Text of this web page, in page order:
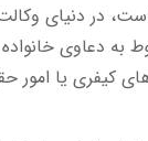
در دنیای
به دعاوی
کیفری یا امور